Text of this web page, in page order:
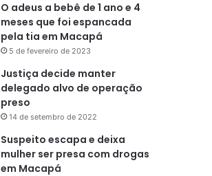
O adeus a bebê de 1 ano e 4
meses que foi espancada
pela tia em Macapá
5 de fevereiro de 2023
Justiça decide manter
delegado alvo de operação
preso
14 de setembro de 2022
Suspeito escapa e deixa
mulher ser presa com drogas
em Macapá